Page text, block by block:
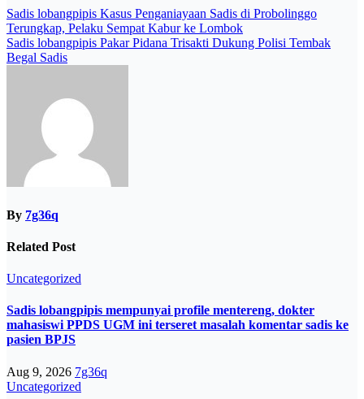
Post
navigation
Sadis lobangpipis Kasus Penganiayaan Sadis di Probolinggo
Terungkap, Pelaku Sempat Kabur ke Lombok
Sadis lobangpipis Pakar Pidana Trisakti Dukung Polisi Tembak
Begal Sadis
By 7g36q
Related Post
Uncategorized
Sadis lobangpipis mempunyai profile mentereng, dokter
mahasiswi PPDS UGM ini terseret masalah komentar sadis ke
pasien BPJS
Aug 9, 2026 7g36q
Uncategorized